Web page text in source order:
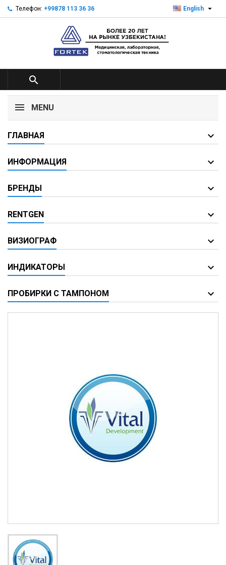
Телефон: +99878 113 36 36 English 

MENU
ГЛАВНАЯ
ИНФОРМАЦИЯ
БРЕНДЫ
RENTGEN
ВИЗИОГРАФ
ИНДИКАТОРЫ
ПРОБИРКИ С ТАМПОНОМ